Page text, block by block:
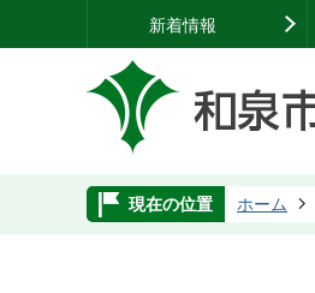
新着情報
現在の位置 ホーム